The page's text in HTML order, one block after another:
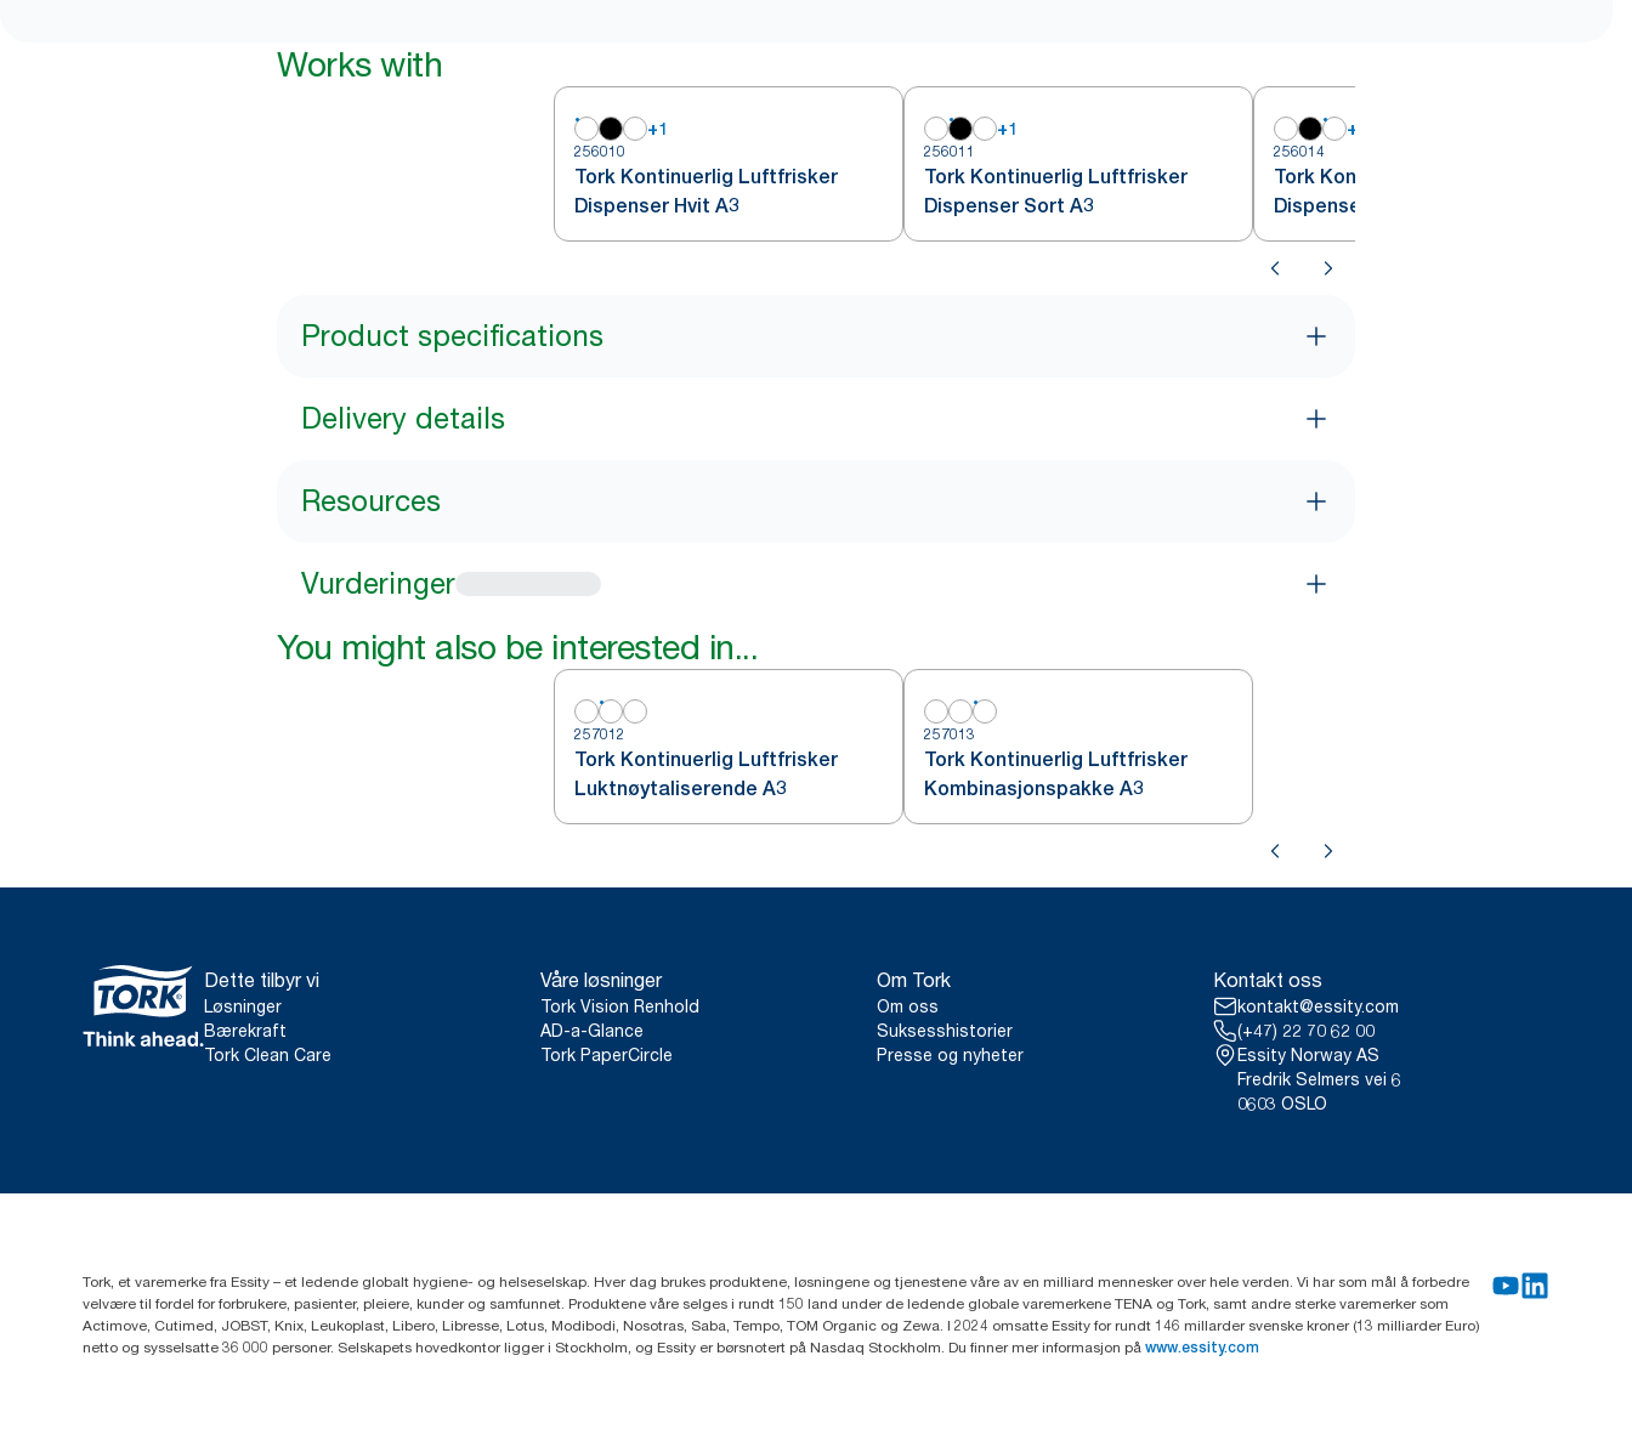
Works with
+1
256010
Tork Kontinuerlig Luftfrisker
Dispenser Hvit A3
+1
256011
Tork Kontinuerlig Luftfrisker
Dispenser Sort A3
+
256014
Tork Kontinuerlig Luftfrisker
Dispenser IoT
Product specifications
Delivery details
Resources
Vurderinger
You might also be interested in...
257012
Tork Kontinuerlig Luftfrisker
Luktnøytaliserende A3
257013
Tork Kontinuerlig Luftfrisker
Kombinasjonspakke A3
Dette tilbyr vi
Løsninger
Bærekraft
Tork Clean Care
Våre løsninger
Tork Vision Renhold
AD-a-Glance
Tork PaperCircle
Om Tork
Om oss
Suksesshistorier
Presse og nyheter
Kontakt oss
kontakt@essity.com
(+47) 22 70 62 00
Essity Norway AS
Fredrik Selmers vei 6
0603 OSLO
Tork, et varemerke fra Essity – et ledende globalt hygiene- og helseselskap. Hver dag brukes produktene, løsningene og tjenestene våre av en milliard mennesker over hele verden. Vi har som mål å forbedre
velvære til fordel for forbrukere, pasienter, pleiere, kunder og samfunnet. Produktene våre selges i rundt 150 land under de ledende globale varemerkene TENA og Tork, samt andre sterke varemerker som
Actimove, Cutimed, JOBST, Knix, Leukoplast, Libero, Libresse, Lotus, Modibodi, Nosotras, Saba, Tempo, TOM Organic og Zewa. I 2024 omsatte Essity for rundt 146 millarder svenske kroner (13 milliarder Euro)
netto og sysselsatte 36 000 personer. Selskapets hovedkontor ligger i Stockholm, og Essity er børsnotert på Nasdaq Stockholm. Du finner mer informasjon på www.essity.com